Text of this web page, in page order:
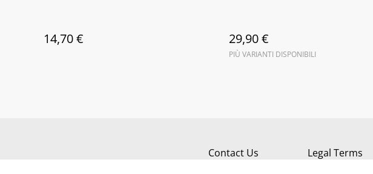
14,70 € 29,90 €
PIÙ VARIANTI DISPONIBILI
Contact Us Legal Terms